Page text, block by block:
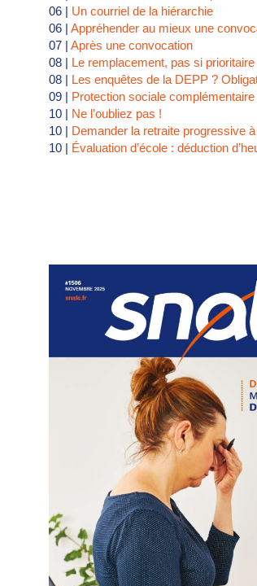
06 | Un courriel de la hiérarchie
06 | Appréhender au mieux une
07 | Après une convocation
08 | Le remplacement, pas si prioritaire
08 | Les enquêtes de la DEPP ?
09 | Protection sociale
10 | Ne l’oubliez pas !
10 | Demander la retraite progressive
10 | Évaluation d’école : déduction